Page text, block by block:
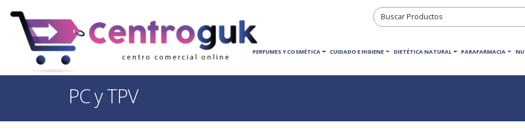
INICIO PERFUMES Y COSMÉTICA CUIDADO E HIGIENE DIETÉTICA NATURAL PARAFARMACIA
PC y TPV